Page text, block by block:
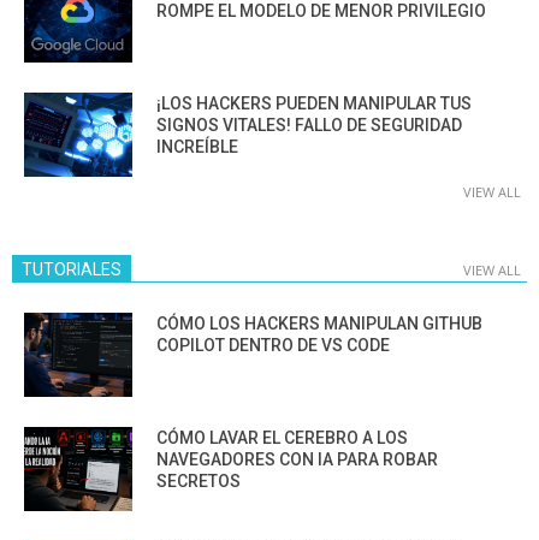
ROMPE EL MODELO DE MENOR PRIVILEGIO
¡LOS HACKERS PUEDEN MANIPULAR TUS
SIGNOS VITALES! FALLO DE SEGURIDAD
INCREÍBLE
VIEW ALL
TUTORIALES VIEW ALL
CÓMO LOS HACKERS MANIPULAN GITHUB
COPILOT DENTRO DE VS CODE
CÓMO LAVAR EL CEREBRO A LOS
NAVEGADORES CON IA PARA ROBAR
SECRETOS